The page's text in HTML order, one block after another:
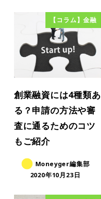
【コラム】金融
創業融資には4種類あ
る？申請の方法や審
査に通るためのコツ
もご紹介
Moneyger編集部
2020年10月23日